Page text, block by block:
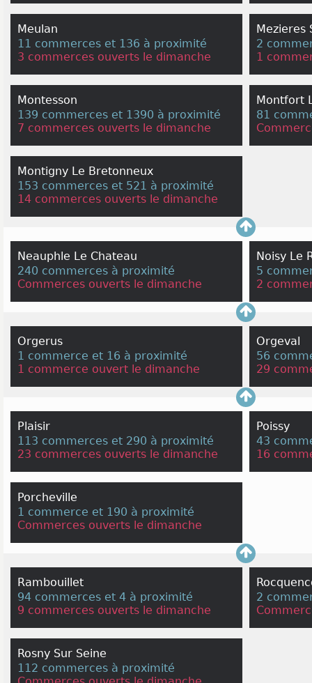
Meulan
11 commerces et 136 à proximité
3 commerces ouverts le dimanche
Mezieres
2
1
Montesson
139 commerces et 1390 à proximité
7 commerces ouverts le dimanche
Montfort
81
Montigny Le Bretonneux
153 commerces et 521 à proximité
14 commerces ouverts le dimanche
Neauphle Le Chateau
240 commerces à proximité
Commerces ouverts le dimanche
Noisy Le
5
2
Orgerus
1 commerce et 16 à proximité
1 commerce ouvert le dimanche
Orgeval
56
29
Plaisir
113 commerces et 290 à proximité
23 commerces ouverts le dimanche
Poissy
43
16
Porcheville
1 commerce et 190 à proximité
Commerces ouverts le dimanche
Rambouillet
94 commerces et 4 à proximité
9 commerces ouverts le dimanche
2
Rosny Sur Seine
112 commerces à proximité